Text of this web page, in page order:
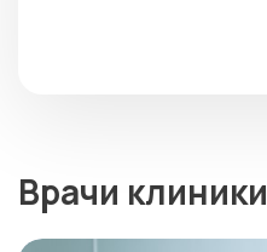
Врачи клиники